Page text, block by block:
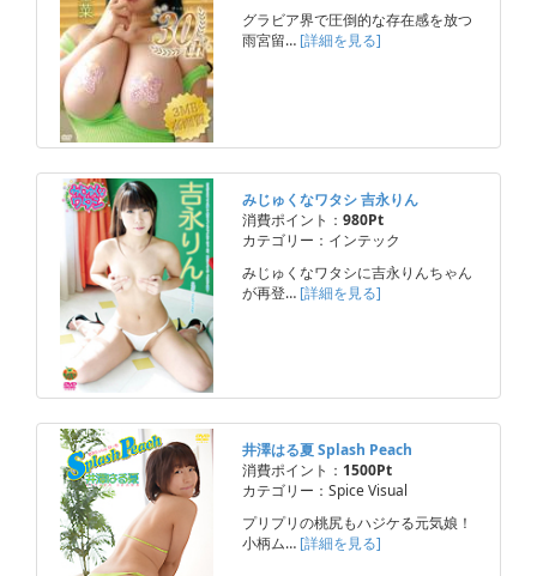
グラビア界で圧倒的な存在感を放つ
雨宮留… [詳細を見る]
みじゅくなワタシ 吉永りん
消費ポイント： 980Pt
カテゴリー：インテック
みじゅくなワタシに吉永りんちゃん
が再登… [詳細を見る]
井澤はる夏 Splash Peach
消費ポイント： 1500Pt
カテゴリー：Spice Visual
プリプリの桃尻もハジケる元気娘！
小柄ム… [詳細を見る]